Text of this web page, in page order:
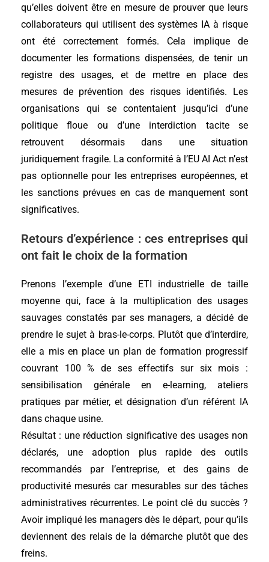
qu’elles doivent être en mesure de prouver que leurs
collaborateurs qui utilisent des systèmes IA à risque
ont été correctement formés. Cela implique de
documenter les formations dispensées, de tenir un
registre des usages, et de mettre en place des
mesures de prévention des risques identifiés. Les
organisations qui se contentaient jusqu’ici d’une
politique floue ou d’une interdiction tacite se
retrouvent désormais dans une situation
juridiquement fragile. La conformité à l’EU AI Act n’est
pas optionnelle pour les entreprises européennes, et
les sanctions prévues en cas de manquement sont
significatives.
Retours d’expérience : ces entreprises qui
ont fait le choix de la formation
Prenons l’exemple d’une ETI industrielle de taille
moyenne qui, face à la multiplication des usages
sauvages constatés par ses managers, a décidé de
prendre le sujet à bras-le-corps. Plutôt que d’interdire,
elle a mis en place un plan de formation progressif
couvrant 100 % de ses effectifs sur six mois :
sensibilisation générale en e-learning, ateliers
pratiques par métier, et désignation d’un référent IA
dans chaque usine.
Résultat : une réduction significative des usages non
déclarés, une adoption plus rapide des outils
recommandés par l’entreprise, et des gains de
productivité mesurés car mesurables sur des tâches
administratives récurrentes. Le point clé du succès ?
Avoir impliqué les managers dès le départ, pour qu’ils
deviennent des relais de la démarche plutôt que des
freins.